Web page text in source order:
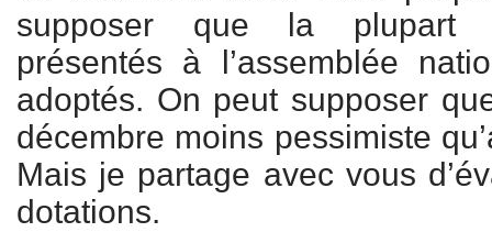
supposer que la plupart
présentés à l’assemblée
adoptés. On peut supposer
décembre moins pessimiste
Mais je partage avec vous
dotations.